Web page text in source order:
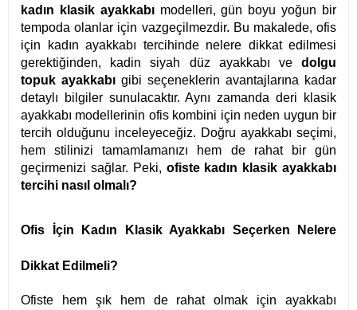
kadın klasik ayakkabımodelleri, gün boyu yoğun bir
tempoda olanlar için vazgeçilmezdir. Bu makalede, ofis
için kadın ayakkabı tercihinde nelere dikkat edilmesi
gerektiğinden, kadin siyah düz ayakkabı ve dolgu
topuk ayakkabı gibi seçeneklerin avantajlarına kadar
detaylı bilgiler sunulacaktır. Aynı zamanda deri klasik
ayakkabı modellerinin ofis kombini için neden uygun bir
tercih olduğunu inceleyeceğiz. Doğru ayakkabı seçimi,
hem stilinizi tamamlamanızı hem de rahat bir gün
geçirmenizi sağlar. Peki, ofiste kadın klasik ayakkabı
tercihi nasıl olmalı?
Ofis İçin Kadın Klasik Ayakkabı Seçerken Nelere
Dikkat Edilmeli?
Ofiste hem şık hem de rahat olmak için ayakkabı